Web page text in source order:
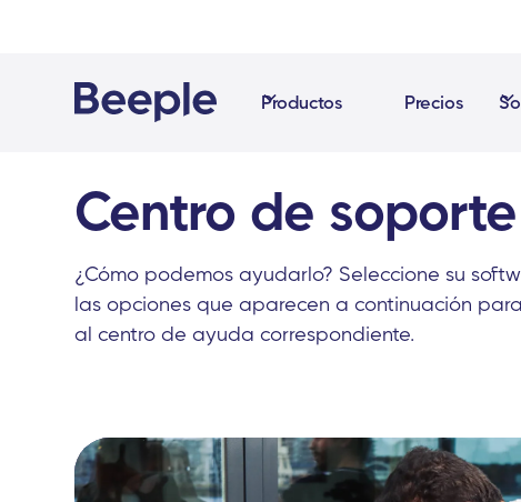
Productos Precios
Centro de soporte
¿Cómo podemos ayudarlo? Seleccione su
las opciones que aparecen a continuación
al centro de ayuda correspondiente.